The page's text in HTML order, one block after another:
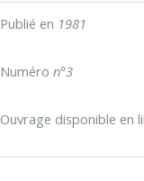
Publié en 1981
Numéro n°3
Ouvrage disponible en